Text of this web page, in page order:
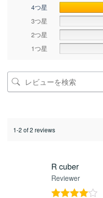
4つ星
3つ星
2つ星
1つ星
1-2 of 2 reviews
R cuber
Reviewer